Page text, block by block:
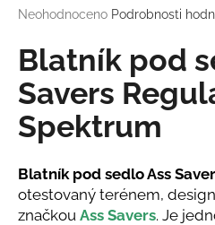
Průměrné
produktu
je
0,0
z
5
hvězdiček.
Neohodnoceno Podrobnosti
Blatník pod
Savers
Spektrum
Blatník pod sedlo Ass Saver
otestovaný terénem,
značkou Ass Savers. Je
a
j
í
t
?